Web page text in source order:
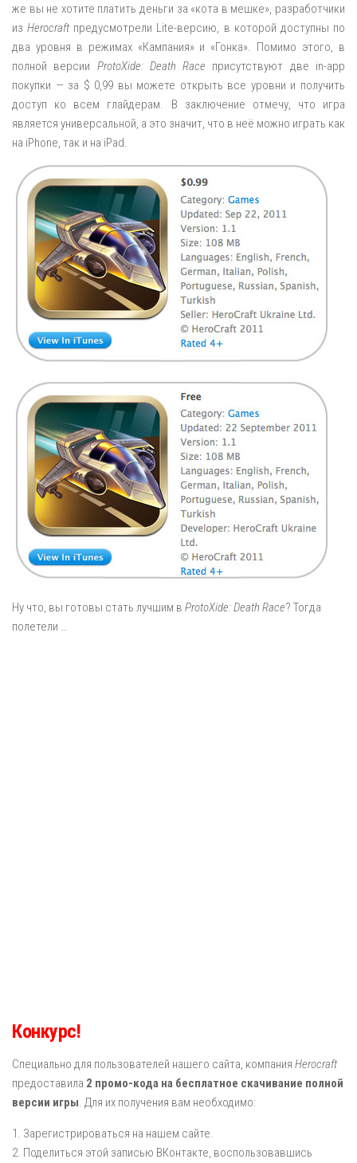
же вы не хотите платить деньги за «кота в мешке», разработчики
изHerocraft предусмотрели Lite-версию, в которой доступны по
два уровня в режимах «Кампания» и «Гонка». Помимо этого, в
полной версии ProtoXide: Death Race присутствуют две in-app
покупки — за $ 0,99 вы можете открыть все уровни и получить
доступ ко всем глайдерам. В заключение отмечу, что игра
является универсальной, а это значит, что в неё можно играть как
на iPhone, так и на iPad.
Ну что, вы готовы стать лучшим в ProtoXide: Death Race? Тогда
полетели …
Конкурс!
Специально для пользователей нашего сайта, компания Herocraft
предоставила 2 промо-кода на бесплатное скачивание полной
версии игры. Для их получения вам необходимо:
1. Зарегистрироваться на нашем сайте.
2. Поделиться этой записью ВКонтакте, воспользовавшись